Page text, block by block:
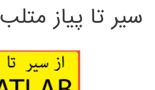
سیر تا پیاز متلب MATLAB